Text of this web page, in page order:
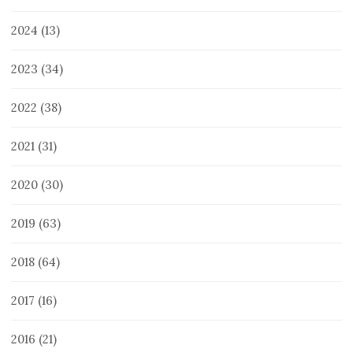
2024 (13)
2023 (34)
2022 (38)
2021 (31)
2020 (30)
2019 (63)
2018 (64)
2017 (16)
2016 (21)